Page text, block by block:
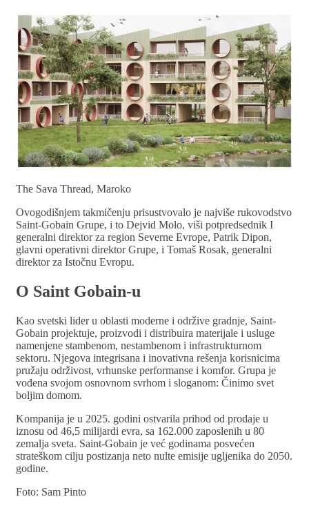
The Sava Thread, Maroko
Ovogodišnjem takmičenju prisustvovalo je najviše rukovodstvo
Saint-Gobain Grupe, i to Dejvid Molo, viši potpredsednik I
generalni direktor za region Severne Evrope, Patrik Dipon,
glavni operativni direktor Grupe, i Tomaš Rosak, generalni
direktor za Istočnu Evropu.
O Saint Gobain-u
Kao svetski lider u oblasti moderne i održive gradnje, Saint-
Gobain projektuje, proizvodi i distribuira materijale i usluge
namenjene stambenom, nestambenom i infrastrukturnom
sektoru. Njegova integrisana i inovativna rešenja korisnicima
pružaju održivost, vrhunske performanse i komfor. Grupa je
vođena svojom osnovnom svrhom i sloganom: Činimo svet
boljim domom.
Kompanija je u 2025. godini ostvarila prihod od prodaje u
iznosu od 46,5 milijardi evra, sa 162.000 zaposlenih u 80
zemalja sveta. Saint-Gobain je već godinama posvećen
strateškom cilju postizanja neto nulte emisije ugljenika do 2050.
godine.
Foto: Sam Pinto